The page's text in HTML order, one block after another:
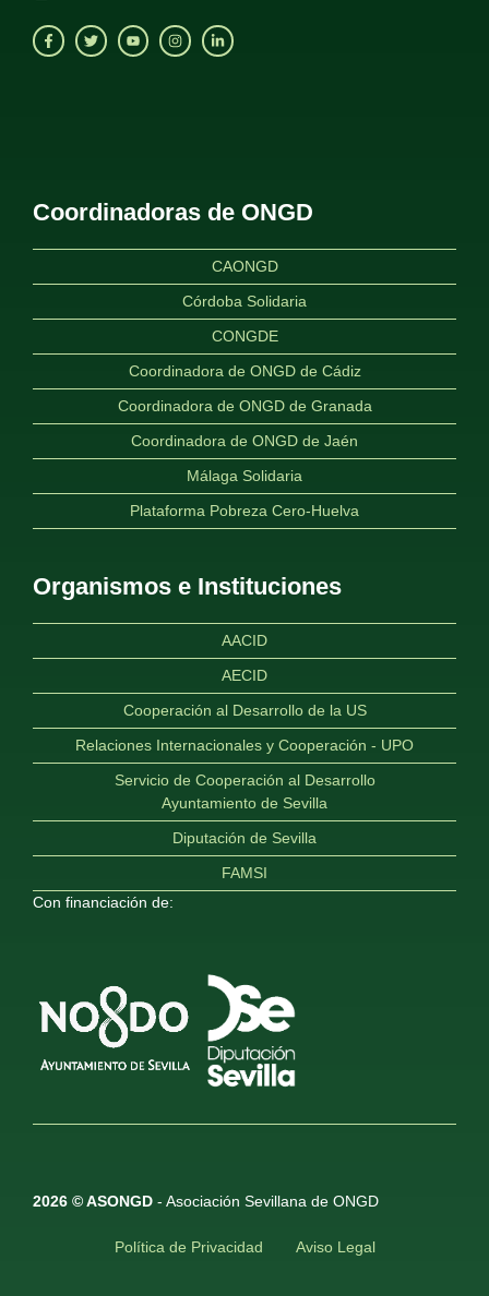
Coordinadoras de ONGD
CAONGD
Córdoba Solidaria
CONGDE
Coordinadora de ONGD de Cádiz
Coordinadora de ONGD de Granada
Coordinadora de ONGD de Jaén
Málaga Solidaria
Plataforma Pobreza Cero-Huelva
Organismos e Instituciones
AACID
AECID
Cooperación al Desarrollo de la US
Relaciones Internacionales y Cooperación - UPO
Servicio de Cooperación al Desarrollo
Ayuntamiento de Sevilla
Diputación de Sevilla
FAMSI
Con financiación de:
2026 © ASONGD - Asociación Sevillana de ONGD
Política de Privacidad Aviso Legal